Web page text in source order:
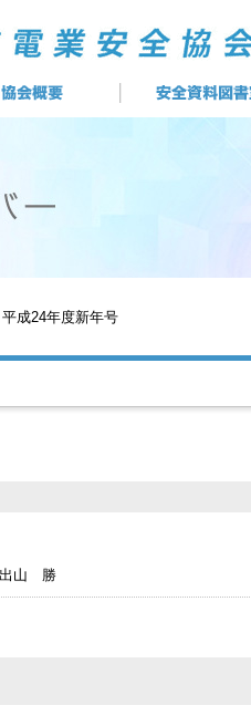
平成24年度新年号
出山 勝